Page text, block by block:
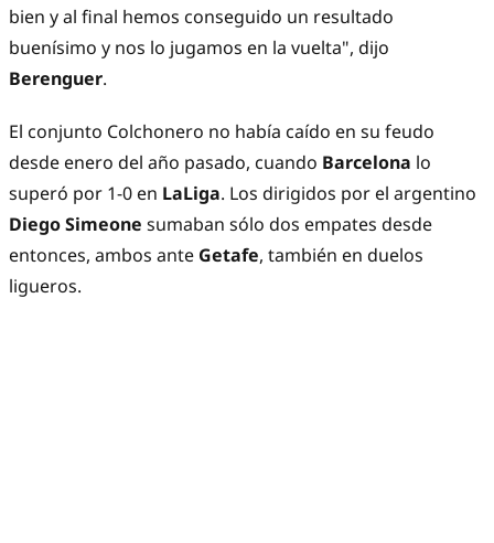
bien y al final hemos conseguido un resultado
buenísimo y nos lo jugamos en la vuelta", dijo
Berenguer.
El conjunto Colchonero no había caído en su feudo
desde enero del año pasado, cuando Barcelona lo
superó por 1-0 en LaLiga. Los dirigidos por el argentino
Diego Simeone sumaban sólo dos empates desde
entonces, ambos ante Getafe, también en duelos
ligueros.